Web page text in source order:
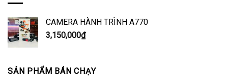
CAMERA HÀNH TRÌNH A770
3,150,000₫
SẢN PHẨM BÁN CHẠY